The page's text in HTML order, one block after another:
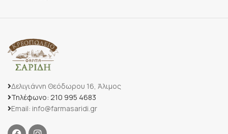
Δελιγιάννη Θεόδωρου 16, Άλιμος
Τηλέφωνο: 210 995 4683
Email: info@farmasaridi.gr